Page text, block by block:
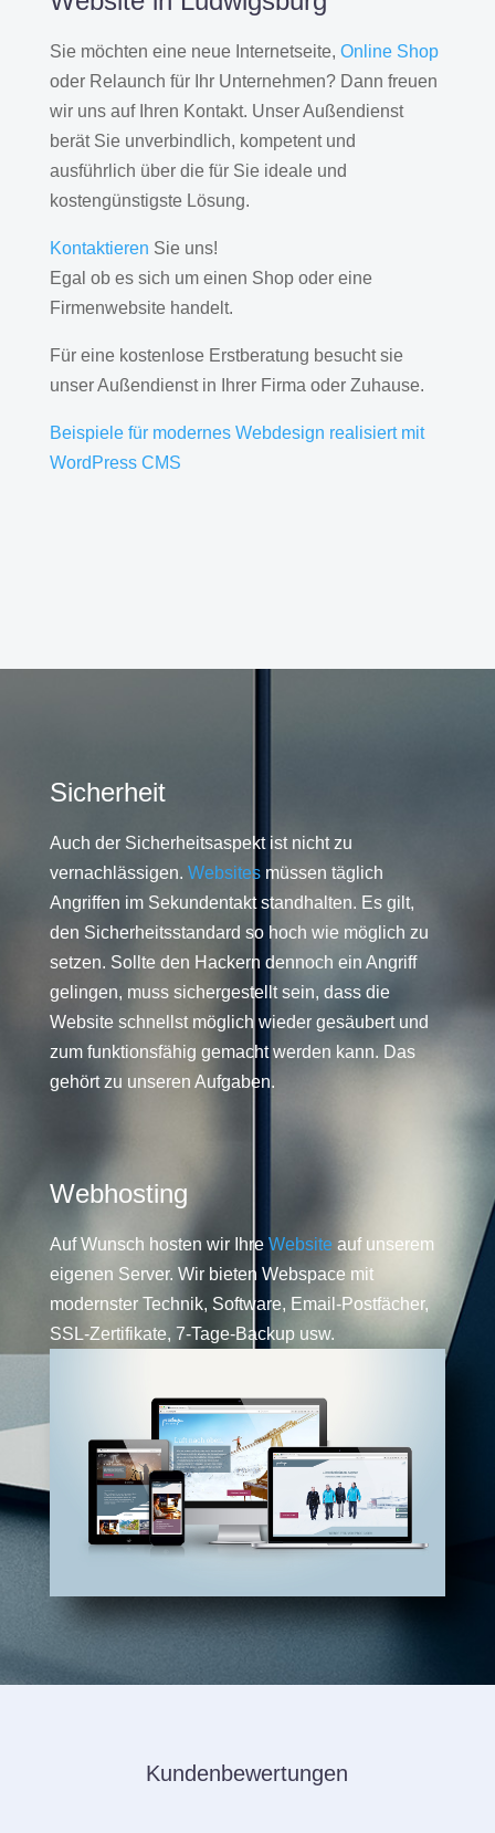
Sie möchten eine neue Internetseite, Online Shop
oder Relaunch für Ihr Unternehmen? Dann freuen
wir uns auf Ihren Kontakt. Unser Außendienst
berät Sie unverbindlich, kompetent und
ausführlich über die für Sie ideale und
kostengünstigste Lösung.
Kontaktieren Sie uns!
Egal ob es sich um einen Shop oder eine
Firmenwebsite handelt.
Für eine kostenlose Erstberatung besucht sie
unser Außendienst in Ihrer Firma oder Zuhause.
Beispiele für modernes Webdesign realisiert mit
WordPress CMS
Sicherheit
Auch der Sicherheitsaspekt ist nicht zu
vernachlässigen. Websitesmüssen täglich
Angriffen im Sekundentakt standhalten. Es gilt,
den Sicherheitsstandard so hoch wie möglich zu
setzen. Sollte den Hackern dennoch ein Angriff
gelingen, muss sichergestellt sein, dass die
Website schnellst möglich wieder gesäubert und
zum funktionsfähig gemacht werden kann. Das
gehört zu unseren Aufgaben.
Webhosting
Auf Wunsch hosten wir Ihre Website auf unserem
eigenen Server. Wir bieten Webspace mit
modernster Technik, Software, Email-Postfächer,
SSL-Zertifikate, 7-Tage-Backup usw.
Kundenbewertungen